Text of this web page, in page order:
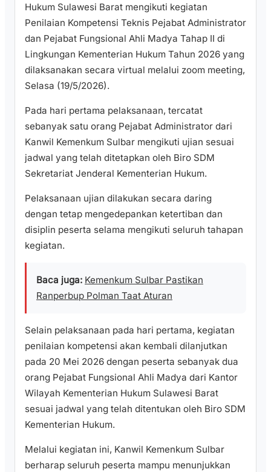
Hukum Sulawesi Barat mengikuti kegiatan
Penilaian Kompetensi Teknis Pejabat Administrator
dan Pejabat Fungsional Ahli Madya Tahap II di
Lingkungan Kementerian Hukum Tahun 2026 yang
dilaksanakan secara virtual melalui zoom meeting,
Selasa (19/5/2026).
Pada hari pertama pelaksanaan, tercatat
sebanyak satu orang Pejabat Administrator dari
Kanwil Kemenkum Sulbar mengikuti ujian sesuai
jadwal yang telah ditetapkan oleh Biro SDM
Sekretariat Jenderal Kementerian Hukum.
Pelaksanaan ujian dilakukan secara daring
dengan tetap mengedepankan ketertiban dan
disiplin peserta selama mengikuti seluruh tahapan
kegiatan.
Baca juga: Kemenkum Sulbar Pastikan
Ranperbup Polman Taat Aturan
Selain pelaksanaan pada hari pertama, kegiatan
penilaian kompetensi akan kembali dilanjutkan
pada 20 Mei 2026 dengan peserta sebanyak dua
orang Pejabat Fungsional Ahli Madya dari Kantor
Wilayah Kementerian Hukum Sulawesi Barat
sesuai jadwal yang telah ditentukan oleh Biro SDM
Kementerian Hukum.
Melalui kegiatan ini, Kanwil Kemenkum Sulbar
berharap seluruh peserta mampu menunjukkan